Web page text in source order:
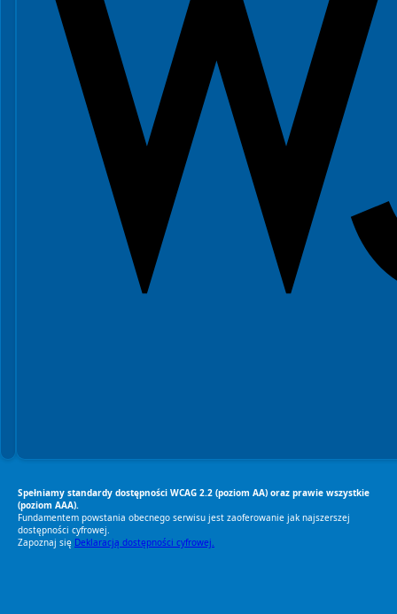
Spełniamy standardy dostępności WCAG 2.2 (poziom AA) oraz prawie wszystkie
(poziom AAA).
Fundamentem powstania obecnego serwisu jest zaoferowanie jak najszerszej
dostępności cyfrowej.
Zapoznaj się Deklaracją dostępności cyfrowej.